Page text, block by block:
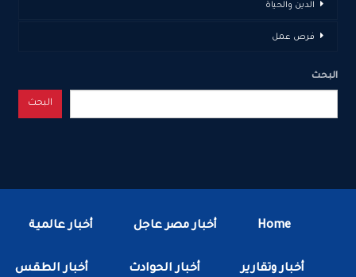
الدين والحياة
فرص عمل
البحث
البحث
Home أخبار مصر عاجل أخبار عالمية
أخبار وتقارير أخبار الحوادث أخبار الطقس